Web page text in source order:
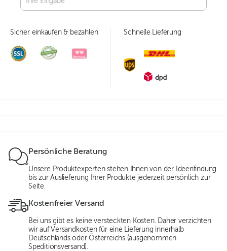
Sicher einkaufen & bezahlen Schnelle Lieferung
Persönliche Beratung
Unsere Produktexperten stehen Ihnen von der Ideenfindung
bis zur Auslieferung Ihrer Produkte jederzeit persönlich zur
Seite.
Kostenfreier Versand
Bei uns gibt es keine versteckten Kosten. Daher verzichten
wir auf Versandkosten für eine Lieferung innerhalb
Deutschlands oder Österreichs (ausgenommen
Speditionsversand).